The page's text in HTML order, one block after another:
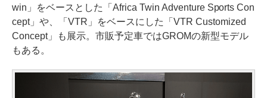
win」をベースとした「Africa Twin Adventure Sports Con
cept」や、「VTR」をベースにした「VTR Customized
Concept」も展示。市販予定車ではGROMの新型モデル
もある。